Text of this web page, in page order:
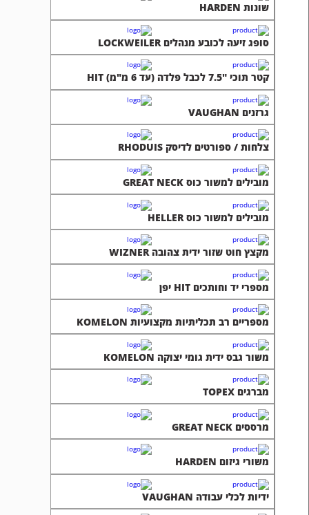
שונות HARDEN
סופג זיעה לכובע מנהלים LOCKWEILER
קטר תוכי "7.5 לכבל פלדה (עד 6 מ"מ) HIT
גרזנים VAUGHAN
צלחות / ספורטים לדיסק RHODUIS
מובילים למשור כוס GREAT NECK
מובילים למשור כוס HELLER
מקצץ חוט שזור ידית צהובה WIZNER
מספרי יד וחותכים HIT יפן
מספריים רב תכליתיות מקצועיות KOMELON
משור גבס ידית גומי יצוקה KOMELON
מברגים TOPEX
מרססים GREAT NECK
משורי גיזום HARDEN
ידיות לכלי עבודה VAUGHAN